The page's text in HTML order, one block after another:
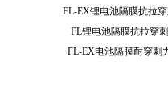
FL锂电池隔膜抗拉穿
FL-EX电池隔膜耐穿